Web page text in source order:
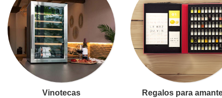
Vinotecas
Regalos para